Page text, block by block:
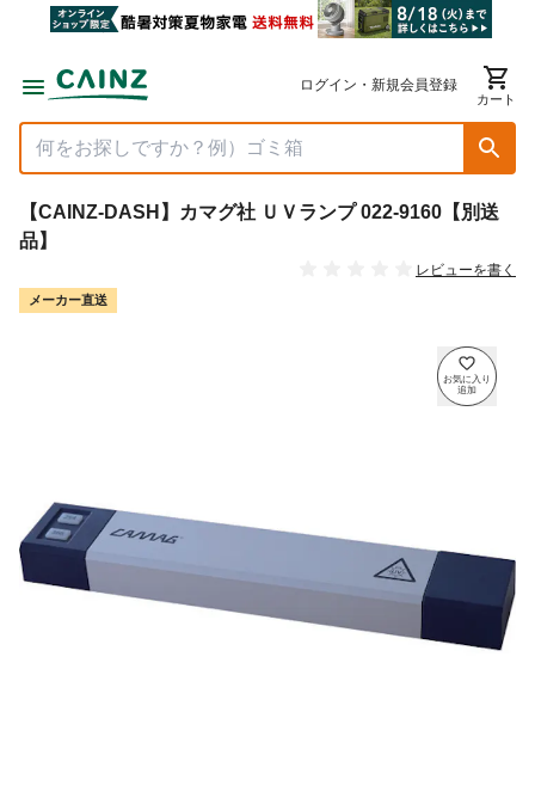
ログイン・新規会員登録
カート
【CAINZ-DASH】カマグ社 ＵＶランプ 022-9160【別送
品】
レビューを書く
メーカー直送